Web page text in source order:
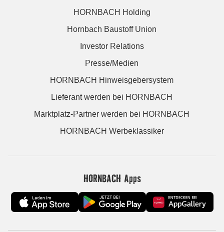
HORNBACH Holding
Hornbach Baustoff Union
Investor Relations
Presse/Medien
HORNBACH Hinweisgebersystem
Lieferant werden bei HORNBACH
Marktplatz-Partner werden bei HORNBACH
HORNBACH Werbeklassiker
HORNBACH Apps